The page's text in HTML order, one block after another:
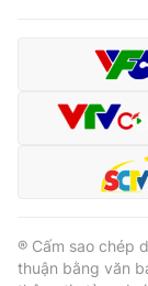
Video
VTV Money
VTV Sức khoẻ
® Cấm sao chép
thuận bằng văn